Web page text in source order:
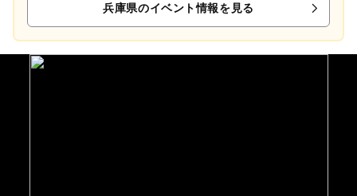
兵庫県のイベント情報を見る